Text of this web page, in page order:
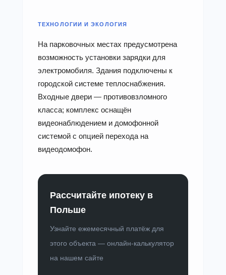
ТЕХНОЛОГИИ И ЭКОЛОГИЯ
На парковочных местах предусмотрена
возможность установки зарядки для
электромобиля. Здания подключены к
городской системе теплоснабжения.
Входные двери — противовзломного
класса; комплекс оснащён
видеонаблюдением и домофонной
системой с опцией перехода на
видеодомофон.
Рассчитайте ипотеку в
Польше
Узнайте ежемесячный платёж для
этого объекта — онлайн-калькулятор
на нашем сайте